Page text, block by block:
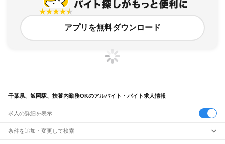
アプリを無料ダウンロード
千葉県、飯岡駅、扶養内勤務OKのアルバイト・バイト求人情報
求人の詳細を表示
条件を追加・変更して検索